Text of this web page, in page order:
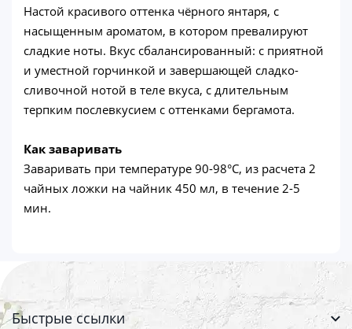
Настой красивого оттенка чёрного янтаря, с
насыщенным ароматом, в котором превалируют
сладкие ноты. Вкус сбалансированный: с приятной
и уместной горчинкой и завершающей сладко-
сливочной нотой в теле вкуса, с длительным
терпким послевкусием с оттенками бергамота.
Как заваривать
Заваривать при температуре 90-98°C, из расчета 2
чайных ложки на чайник 450 мл, в течение 2-5
мин.
Быстрые ссылки